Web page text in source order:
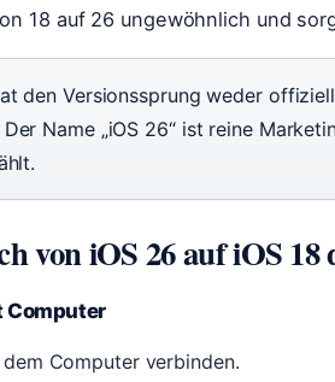
18 auf 26 ungewöhnlich und
den Versionssprung weder
Name „iOS 26“ ist reine
von iOS 26 auf iOS 18
Computer
Computer verbinden.